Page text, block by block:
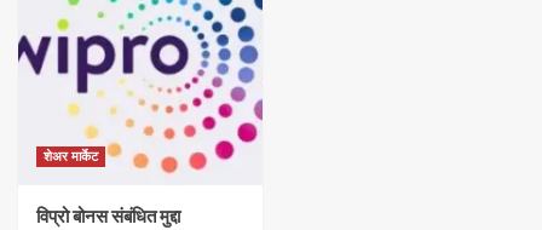
शेअर मार्केट
विप्रो बोनस संबंधित मुद्दा